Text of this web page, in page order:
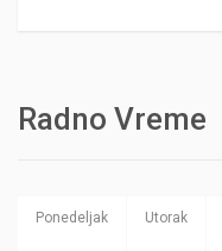
Radno Vreme
Ponedeljak Utorak